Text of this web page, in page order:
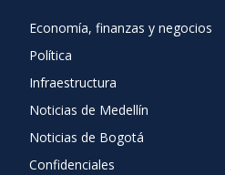
Economía, finanzas y negocios
Política
Infraestructura
Noticias de Medellín
Noticias de Bogotá
Confidenciales